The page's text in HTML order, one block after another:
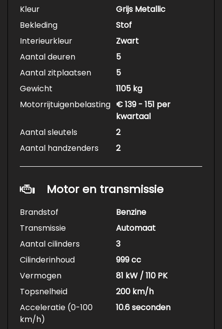
Kleur
Grijs Metallic
Bekleding
Stof
Interieurkleur
Zwart
Aantal deuren
5
Aantal zitplaatsen
5
Gewicht
1105 kg
Motorrijtuigenbelasting € 139 - 151 per
kwartaal
Aantal sleutels
2
Aantal handzenders
2
Motor en transmissie
Brandstof
Benzine
Transmissie
Automaat
Aantal cilinders
3
Cilinderinhoud
999 cc
Vermogen
81 kW / 110 PK
Topsnelheid
200 km/h
Acceleratie (0-100
km/h)
10.6 seconden